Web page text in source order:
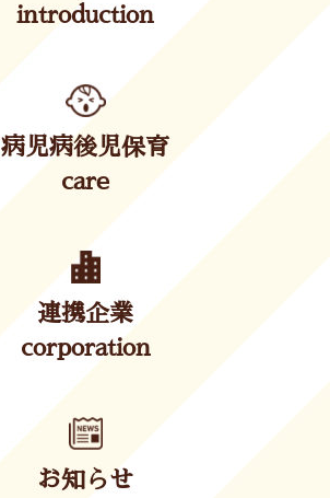
introduction
病児病後児保育
care
連携企業
corporation
お知らせ